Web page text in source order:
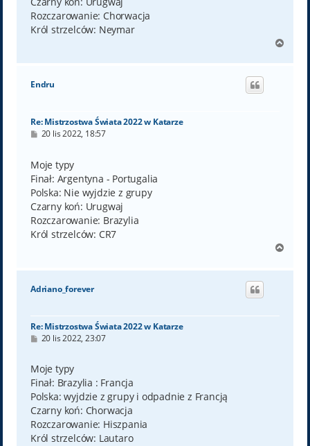
Rozczarowanie: Chorwacja
Król strzelców: Neymar
g
Endru
Re: Mistrzostwa Świata 2022 w Katarze
P
t
20 lis 2022, 18:57
Moje typy
Finał: Argentyna - Portugalia
Polska: Nie wyjdzie z grupy
Czarny koń: Urugwaj
Rozczarowanie: Brazylia
Król strzelców: CR7
g
Adriano_forever
Re: Mistrzostwa Świata 2022 w Katarze
P
t
20 lis 2022, 23:07
Moje typy
Finał: Brazylia : Francja
Polska: wyjdzie z grupy i odpadnie z Francją
Czarny koń: Chorwacja
Rozczarowanie: Hiszpania
Król strzelców: Lautaro